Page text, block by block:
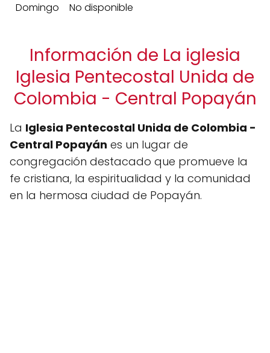
Domingo
No disponible
Información de La iglesia
Iglesia Pentecostal Unida de
Colombia - Central Popayán
La Iglesia Pentecostal Unida de Colombia -
Central Popayán es un lugar de
congregación destacado que promueve la
fe cristiana, la espiritualidad y la comunidad
en la hermosa ciudad de Popayán.